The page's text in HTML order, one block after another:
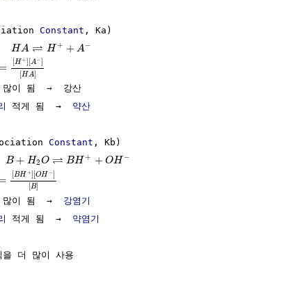
Constant , Ka)
, H A ⇌ H + + A −
= [H+ A−
[H A]
많이 됨  →  강산
적게 됨  → 약산
Constant , Kb)
B + H2O ⇌ BH + + OH −
[BH +][OH −]
[B]
많이 됨  → 강염기
적게 됨  → 약염기
더 많이 사용